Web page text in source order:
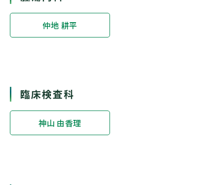
仲地 耕平
臨床検査科
神山 由香理